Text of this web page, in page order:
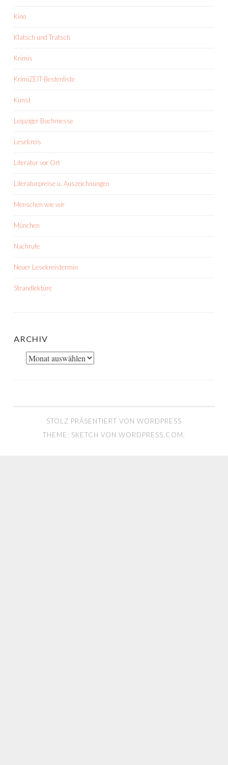
Kino
Klatsch und Tratsch
Krimis
KrimiZEIT-Bestenliste
Kunst
Leipziger Buchmesse
Lesekreis
Literatur vor Ort
Literaturpreise u. Auszeichnungen
Menschen wie wir
München
Nachrufe
Neuer Lesekreistermin
Strandlektüre
ARCHIV
Archiv
STOLZ PRÄSENTIERT VON WORDPRESS
THEME: SKETCH VON WORDPRESS.COM